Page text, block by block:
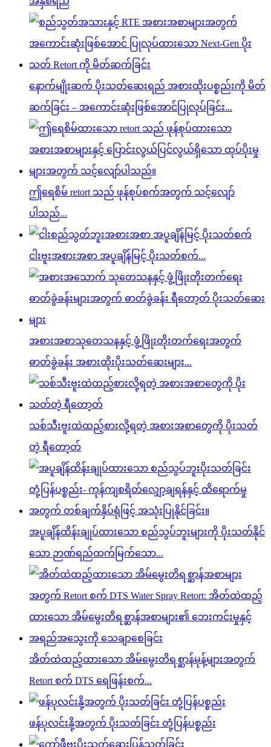
နောက်မျိုးဆက် ပိုးသတ်ဆေးရည် အစားထိုးပစ္စည်းကို မိတ်
ဆက်ခြင်း – အကောင်းဆုံးဖြစ်အောင်ပြုလုပ်ခြင်း...
ဤရေစိမ် retort သည် ဖုန်စုပ်စက်အတွက် သင့်လျော်
ပါသည်...
ငါးဗူးအစားအစာ အပူချိန်မြင့် ပိုးသတ်စက်...
အစားအစာသုတေသနနှင့် ဖွံ့ဖြိုးတိုးတက်ရေးအတွက်
ဓာတ်ခွဲခန်း အစားထိုးပိုးသတ်ဆေးများ...
သစ်သီးဗူးထဲထည့်စားလို့ရတဲ့ အစားအစာတွေကို ပိုးသတ်
တဲ့ ရီတော့တ်
အပူချိန်ထိန်းချုပ်ထားသော စည်သွပ်ဘူးများကို ပိုးသတ်နိုင်
သော ဉာဏ်ရည်ထက်မြက်သော...
အိတ်ထဲထည့်ထားသော အိမ်မွေးတိရစ္ဆာန်မုန့်များအတွက်
Retort စက် DTS ရေဖြန်းစက်...
ဖန်ပုလင်းနို့အတွက် ပိုးသတ်ခြင်း တုံ့ပြန်ပစ္စည်း